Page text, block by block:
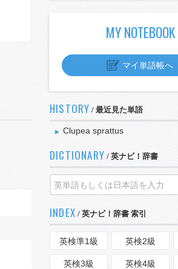
MY NOTEBOOK
マイ単語帳へ
HISTORY / 最近見た単語
Clupea sprattus
DICTIONARY / 英ナビ！辞書
INDEX / 英ナビ！辞書 索引
英検準1級 英検2級
英検3級 英検4級